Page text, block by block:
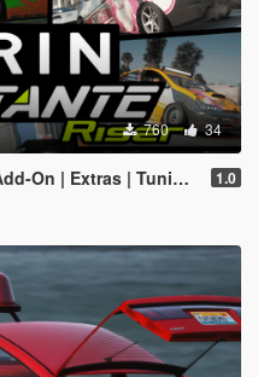
760 34
On | Extras | Tuning] 1.0